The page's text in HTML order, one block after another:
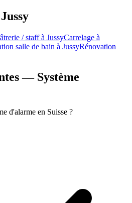
/ staff à JussyCarrelage à
salle de bain à JussyRénovation
— Système
d'alarme en Suisse ?